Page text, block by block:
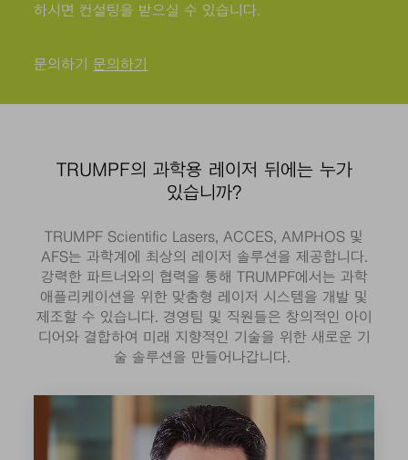
하시면 컨설팅을 받으실 수 있습니다.
문의하기문의하기
TRUMPF의 과학용 레이저 뒤에는 누가
있습니까?
TRUMPF Scientific Lasers, ACCES, AMPHOS 및
AFS는 과학계에 최상의 레이저 솔루션을 제공합니다.
강력한 파트너와의 협력을 통해 TRUMPF에서는 과학
애플리케이션을 위한 맞춤형 레이저 시스템을 개발 및
제조할 수 있습니다. 경영팀 및 직원들은 창의적인 아이
디어와 결합하여 미래 지향적인 기술을 위한 새로운 기
술 솔루션을 만들어나갑니다.